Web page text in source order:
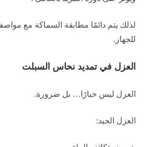
لذلك يتم دائمًا مطابقة السماكة مع
للجهاز.
العزل في تمديد نحاس السبلت
العزل ليس خيارًا… بل ضرورة.
العزل الجيد: